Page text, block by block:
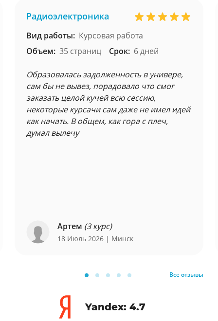
Радиоэлектроника
Вид работы: Курсовая работа
Объем: 35 страниц Срок: 6 дней
Образовалась задолженность в универе,
сам бы не вывез, порадовало что смог
заказать целой кучей всю сессию,
некоторые курсачи сам даже не имел идей
как начать. В общем, как гора с плеч,
думал вылечу
Артем (3 курс)
18 Июль 2026 | Минск
Все отзывы
Yandex: 4.7